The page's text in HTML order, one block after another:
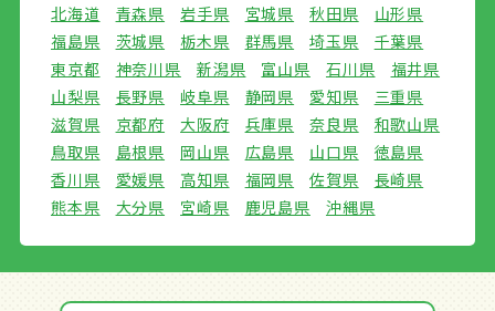
北海道 青森県 岩手県 宮城県 秋田県
山形県
福島県
茨城県 栃木県 群馬県 埼玉県
千葉県
東京都
神奈川県 新潟県 富山県 石川県
福井県
山梨県
長野県 岐阜県 静岡県 愛知県
三重県
滋賀県
京都府 大阪府 兵庫県 奈良県
和歌山県
鳥取県
島根県 岡山県 広島県 山口県
徳島県
香川県
愛媛県 高知県 福岡県 佐賀県
長崎県
熊本県
大分県 宮崎県 鹿児島県 沖縄県